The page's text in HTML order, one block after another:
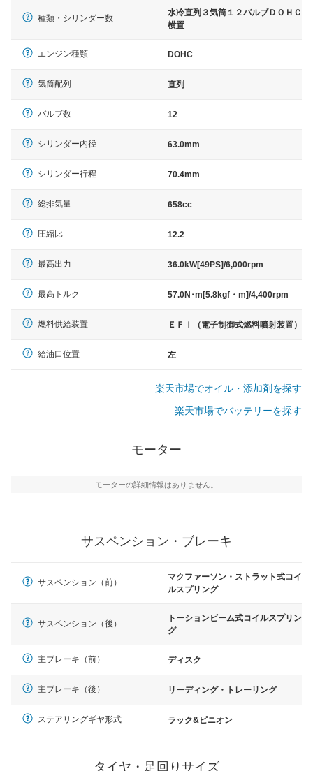
種類・シリンダー数
水冷直列３気筒１２バルブＤＯＨＣ
横置
エンジン種類 DOHC
気筒配列 直列
バルブ数 12
シリンダー内径 63.0mm
シリンダー行程 70.4mm
総排気量 658cc
圧縮比 12.2
最高出力 36.0kW[49PS]/6,000rpm
最高トルク 57.0N･m[5.8kgf・m]/4,400rpm
燃料供給装置 ＥＦＩ（電子制御式燃料噴射装置）
給油口位置 左
楽天市場でオイル・添加剤を探す
楽天市場でバッテリーを探す
モーター
モーターの詳細情報はありません。
サスペンション・ブレーキ
サスペンション（前）
マクファーソン・ストラット式コイ
ルスプリング
サスペンション（後）
トーションビーム式コイルスプリン
グ
主ブレーキ（前） ディスク
主ブレーキ（後） リーディング・トレーリング
ステアリングギヤ形式 ラック&ピニオン
タイヤ・足回りサイズ